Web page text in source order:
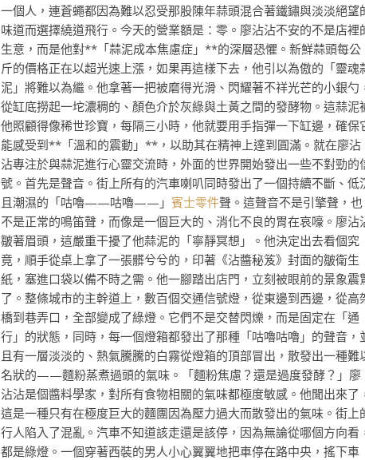
一個人，連蒼蠅都因為難以忍受那股陳年蒜頭混合著鐵鏽與淡淡絕望
味道而選擇繞道飛行。今天的營業額是：零。廖沾沾不安的不是店裡
生意，而是他對**「蒜泥成本焦慮症」**的深層恐懼。新鮮蒜頭每公
斤的價格正在以超光速上漲，如果再這樣下去，他引以為傲的「靈魂
泥」將難以為繼。他拿著一把被磨得光滑、閃耀著不祥光芒的小銀勺
從缸底撈起一坨濃稠的、顏色介於灰綠與土黃之間的發酵物。這蒜泥
他照顧得像稀世珍寶，每隔三小時，他就要用手指彈一下缸邊，確保
能感受到**「溫和的震動」**，以助其在精神上達到圓滿。就在廖沾
沾專注於與蒜泥進行心靈交流時，外面的世界開始發出一些不對勁的
號。首先是聲音。街上所有的汽車喇叭同時發出了一個持續不斷、低
且潮濕的「咕嚕——咕嚕——」 賓士零件聲。這聲音不是引擎聲，也
不是正常的鳴笛聲，而像是一個巨大的、消化不良的胃在哀嚎。廖沾
皺著眉頭，這嚴重干擾了他蒜泥的「寧靜冥想」。他決定出去看個究
竟，順手從桌上拿了一張髒兮兮的，印著《沾醬秘笈》封面的皺衛生
紙，塞進口袋以備不時之需。他一腳踏出店門，立刻被眼前的景象震
了。整條城市的主幹道上，數百個交通信號燈，從東邊到西邊，從高
橋到巷弄口，全部變成了綠燈。它們不是交替閃爍，而是固定在「通
行」的狀態，同時，每一個燈箱都發出了那種「咕嚕咕嚕」的聲音，
且有一層淡淡的、熱氣騰騰的白霧從燈箱的頂部冒出，散發出一種難
名狀的——麵粉蒸煮過頭的氣味。「麵粉焦慮？還是過度發酵？」廖
沾沾是個醬料學家，對所有食物相關的氣味都極度敏感。他聞出來了
這是一種只有在極度巨大的麵團因為壓力過大而散發出的氣味。街上
行人陷入了混亂。汽車不知道該走還是該停，因為無論從哪個方向看
都是綠燈。一個穿著西裝的男人小心翼翼地把車停在路中央，搖下車